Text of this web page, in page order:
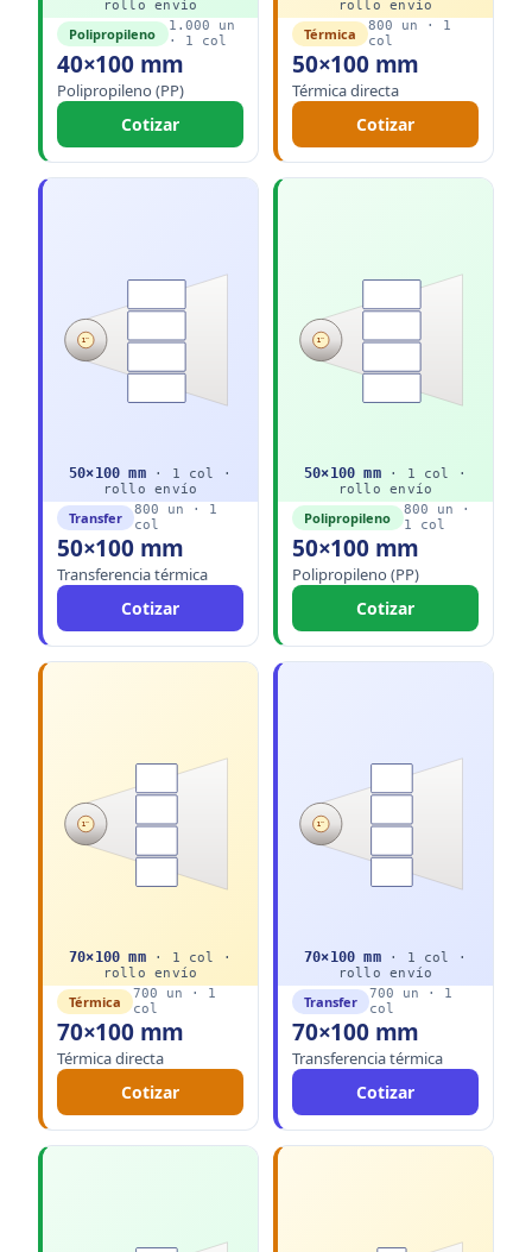
rolloenvío
Polipropileno 1.000 un
·
1 col
40×100 mm
Polipropileno (PP)
Cotizar
rolloenvío
Térmica 800 un · 1
col
50×100 mm
Térmica directa
Cotizar
1"
50×100 mm· 1 col ·
rolloenvío
Transfer 800 un · 1
col
50×100 mm
Transferencia térmica
Cotizar
1"
50×100 mm· 1 col ·
rolloenvío
Polipropileno 800 un ·
1 col
50×100 mm
Polipropileno (PP)
Cotizar
1"
70×100 mm· 1 col ·
rolloenvío
Térmica 700 un · 1
col
70×100 mm
Térmica directa
Cotizar
1"
70×100 mm· 1 col ·
rolloenvío
Transfer 700 un · 1
col
70×100 mm
Transferencia térmica
Cotizar